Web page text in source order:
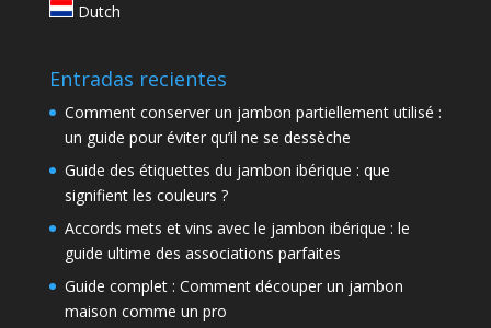
Dutch
Entradas recientes
Comment conserver un jambon partiellement utilisé :
un guide pour éviter qu’il ne se dessèche
Guide des étiquettes du jambon ibérique : que
signifient les couleurs ?
Accords mets et vins avec le jambon ibérique : le
guide ultime des associations parfaites
Guide complet : Comment découper un jambon
maison comme un pro